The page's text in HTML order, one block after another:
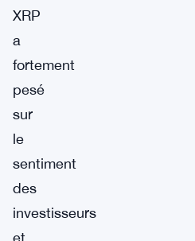
XRP
a
fortement
pesé
sur
le
sentiment
des
investisseurs
et